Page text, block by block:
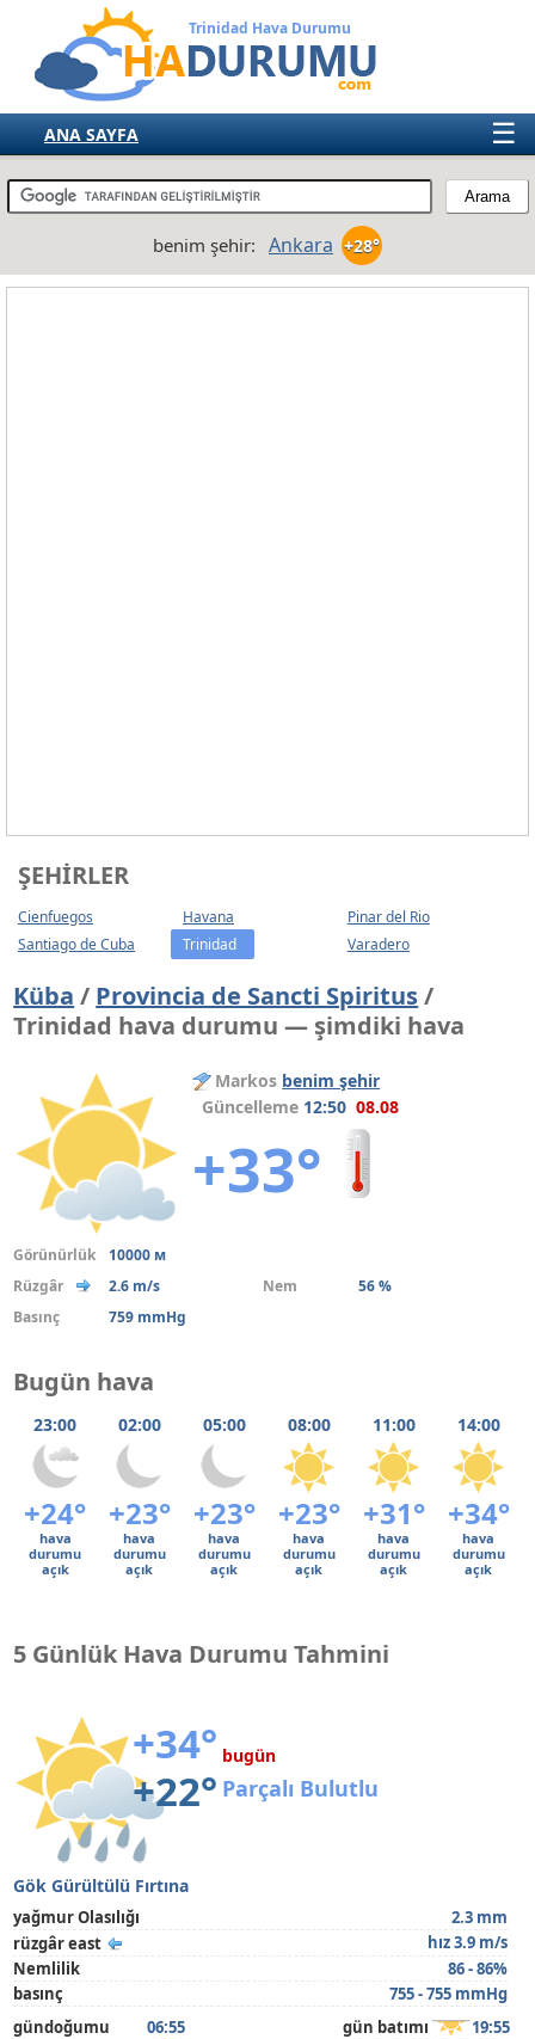
Trinidad Hava Durumu
☰
ANA SAYFA
TÜRKİYE
AVRUPA
benim şehir: Ankara +28°
ŞEHIRLER
Cienfuegos Havana
Pinar del Rio
Santiago de Cuba
Trinidad Varadero
Küba / Provincia de Sancti Spiritus/
Trinidad hava durumu — şimdiki hava
Markos benim şehir
Güncelleme 12:50 08.08
+33°
Görünürlük
10000 м
Rüzgâr
2.6 m/s Nem
56 %
Basınç
759 mmHg
Bugün hava
23:00 02:00 05:00 08:00 11:00 14:00
+24° +23° +23° +23° +31° +34°
hava
durumu
açık
hava
durumu
açık
hava
durumu
açık
hava
durumu
açık
hava
durumu
açık
hava
durumu
açık
5 Günlük Hava Durumu Tahmini
+34°
+22°
bugün
Parçalı Bulutlu
Gök Gürültülü Fırtına
yağmur Olasılığı
2.3 mm
rüzgâr east
hız 3.9 m/s
Nemlilik
86 - 86%
basınç
755 - 755 mmHg
gündoğumu
06:55 gün batımı 19:55